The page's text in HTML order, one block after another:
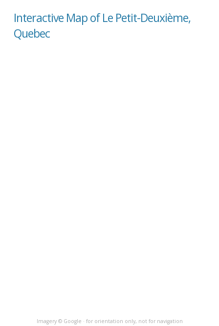
Interactive Map of Le Petit-Deuxième,
Quebec
Imagery © Google · for orientation only, not for navigation